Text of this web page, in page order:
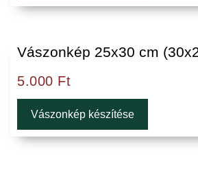
Vászonkép 25x30 cm
5.000 Ft
Vászonkép készítése